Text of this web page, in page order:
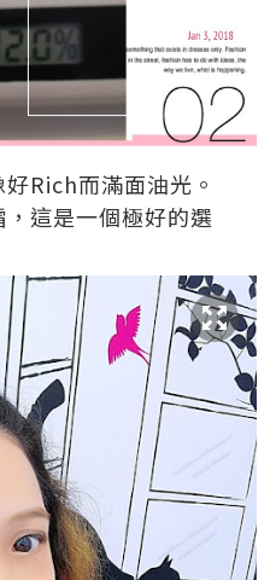
Rich而滿面油光。
這是一個極好的選